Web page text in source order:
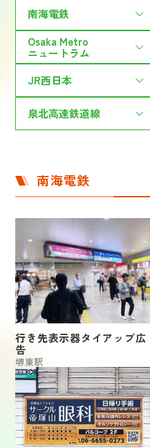
南海電鉄
Osaka Metro
ニュートラム
JR西日本
泉北高速鉄道線
南海電鉄
行き先表示器タイアップ広
告
堺東駅